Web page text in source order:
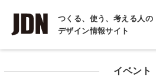
つくる、使う、考える人の
デザイン情報サイト
INTERVIEW
インタビュー
イベント